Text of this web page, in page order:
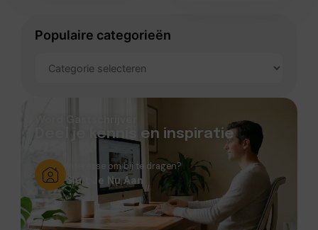
Populaire categorieën
Word Gastschrijver
Deel je kennis en inspiratie
Interesse om bij te dragen?
Sluit Je Nu Aan